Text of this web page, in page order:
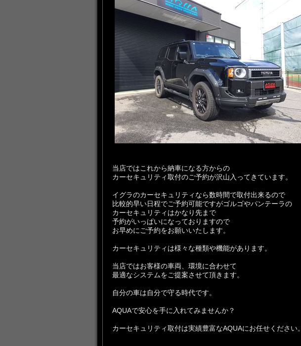
当店ではこれから納車になる方からの
カーセキュリティ取付のご予約が沢山入ってきています。
イグラのカーセキュリティなら数時間で取付出来るので
比較的早い日程でご予約可能ですがゴルゴやパンテーラの
カーセキュリティはかなり先まで
予約がいっぱいになっておりますので
お早めにご予約をお願いいたします。
カーセキュリティは様々な種類や機能があります。
当店ではお客様の車両、環境に合わせて
最適なシステムをご提案させて頂きます。
自分の車は自分で守る時代です。
AQUAで安心を手に入れてみませんか？
カーセキュリティ取付は実績豊富なAQUAにお任せください。